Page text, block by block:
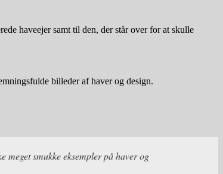
haveejer samt til den, der står over for at skulle
billeder af haver og design.
meget smukke eksempler på haver og